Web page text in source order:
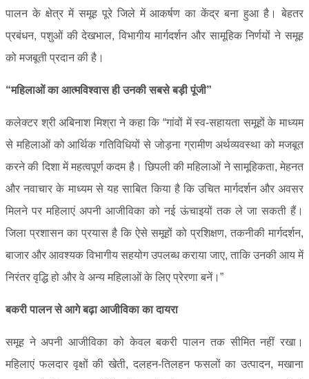
पालन के क्षेत्र में समूह पूरे जिले में आकर्षण का केंद्र बना हुआ है। बेहतर
प्रबंधन, पशुओं की देखभाल, विभागीय मार्गदर्शन और सामूहिक निर्णयों ने समूह
को मजबूती प्रदान की है।
“महिलाओं का आत्मविश्वास ही उनकी सबसे बड़ी पूंजी”
कलेक्टर श्री अबिनाश मिश्रा ने कहा कि “गांवों में स्व-सहायता समूहों के माध्यम
से महिलाओं को आर्थिक गतिविधियों से जोड़ना ग्रामीण अर्थव्यवस्था को मजबूत
करने की दिशा में महत्वपूर्ण कदम है। छिपली की महिलाओं ने सामूहिकता, मेहनत
और नवाचार के माध्यम से यह साबित किया है कि उचित मार्गदर्शन और अवसर
मिलने पर महिलाएं अपनी आजीविका को नई ऊंचाइयों तक ले जा सकती हैं।
जिला प्रशासन का प्रयास है कि ऐसे समूहों को प्रशिक्षण, तकनीकी मार्गदर्शन,
बाजार और आवश्यक विभागीय सहयोग उपलब्ध कराया जाए, ताकि उनकी आय में
निरंतर वृद्धि हो और वे अन्य महिलाओं के लिए प्रेरणा बनें।”
बकरी पालन से आगे बढ़ा आजीविका का दायरा
समूह ने अपनी आजीविका को केवल बकरी पालन तक सीमित नहीं रखा।
महिलाएं फलदार वृक्षों की खेती, दलहन-तिलहन फसलों का उत्पादन, मखाना